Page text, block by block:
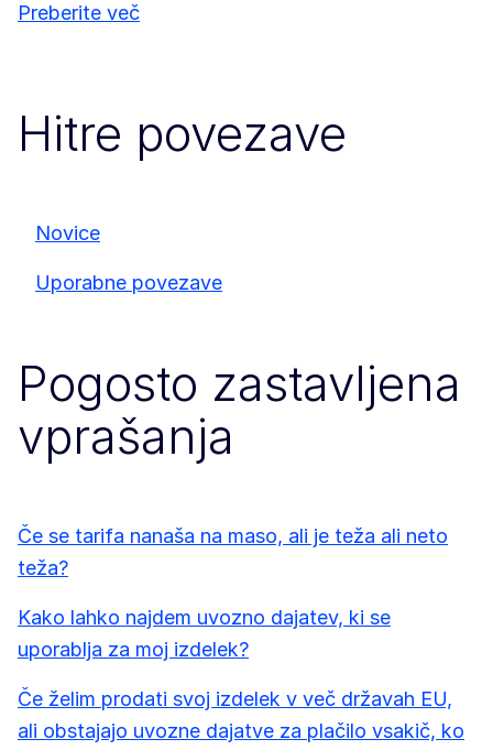
Preberite več
Hitre povezave
Novice
Uporabne povezave
Pogosto zastavljena
vprašanja
Če se tarifa nanaša na maso, ali je teža ali neto
teža?
Kako lahko najdem uvozno dajatev, ki se
uporablja za moj izdelek?
Če želim prodati svoj izdelek v več državah EU,
ali obstajajo uvozne dajatve za plačilo vsakič, ko